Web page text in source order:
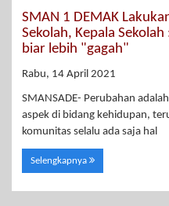
SMAN 1 DEMAK
Sekolah, Kepala
biar lebih "gagah"
Rabu, 14 April 2021
SMANSADE- Perubahan
aspek di bidang kehidupan,
komunitas selalu ada saja hal
Selengkapnya